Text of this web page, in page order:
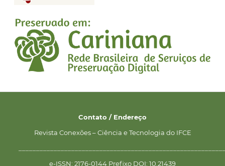
Contato / Endereço
Revista Conexões – Ciência e Tecnologia do IFCE
e-ISSN: 2176-0144 Prefixo DOI: 10.21439